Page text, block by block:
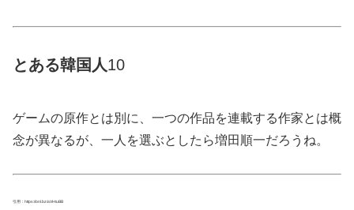
とある韓国 人10
ゲームの原作とは別に、一つの作品を連載する作家とは概
念が異なるが、一人を選ぶとしたら増田順一だろうね。
引用：https://onl.bz/aVHtuBB